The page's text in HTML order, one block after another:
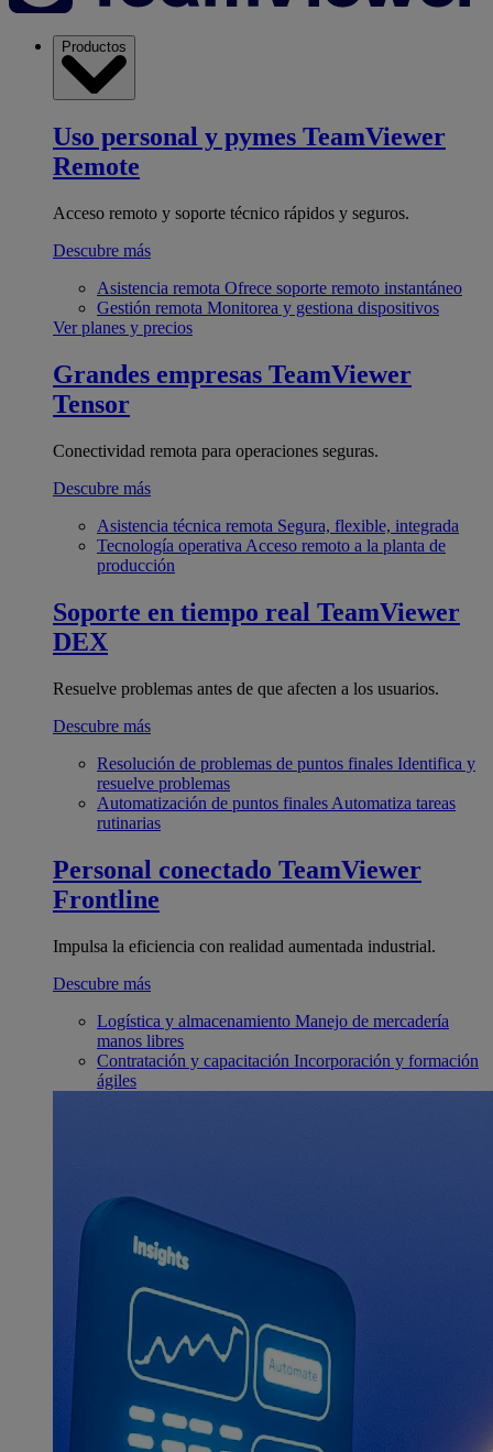
Productos
Uso personal y pymes TeamViewer
Remote
Acceso remoto y soporte técnico rápidos y seguros.
Descubre más
Asistencia remota Ofrece soporte remoto instantáneo
Gestión remota Monitorea y gestiona dispositivos
Ver planes y precios
Grandes empresas TeamViewer
Tensor
Conectividad remota para operaciones seguras.
Descubre más
Asistencia técnica remota Segura, flexible, integrada
Tecnología operativa Acceso remoto a la planta de
producción
Soporte en tiempo real TeamViewer
DEX
Resuelve problemas antes de que afecten a los usuarios.
Descubre más
Resolución de problemas de puntos finales Identifica y
resuelve problemas
Automatización de puntos finales Automatiza tareas
rutinarias
Personal conectado TeamViewer
Frontline
Impulsa la eficiencia con realidad aumentada industrial.
Descubre más
Logística y almacenamiento Manejo de mercadería
manos libres
Contratación y capacitación Incorporación y formación
ágiles